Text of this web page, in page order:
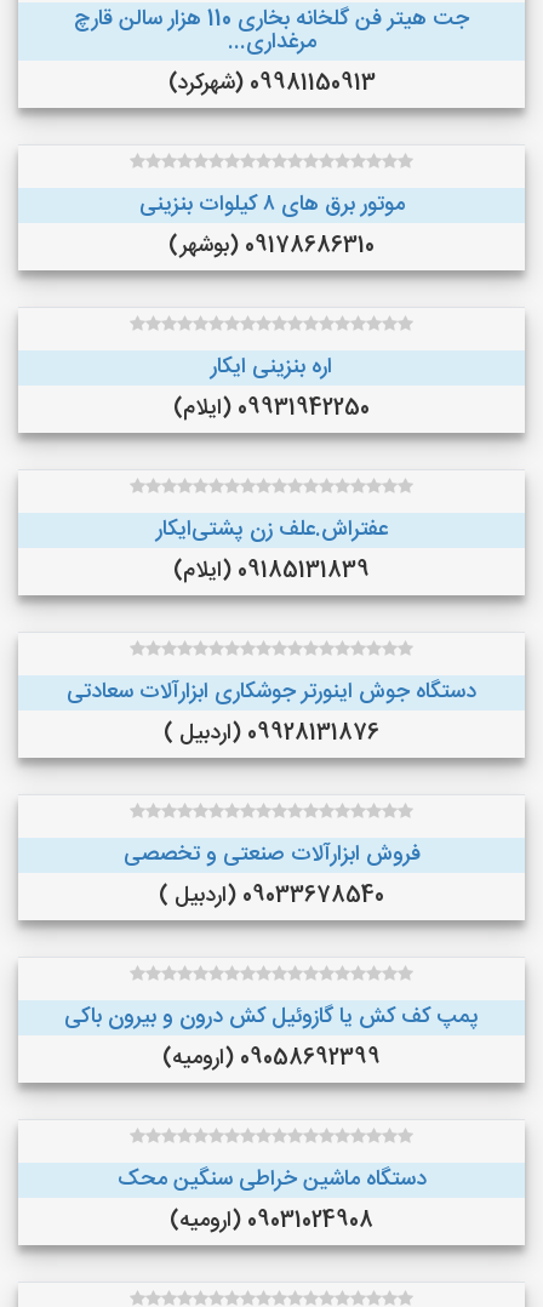
جت هیتر فن گلخانه بخاری 110 هزار سالن قارچ
مرغداری...
09981150913 (شهرکرد)
موتور برق های ٨ کیلوات بنزینی
09178686310 (بوشهر)
اره بنزینی ایکار
09931942250 (ایلام)
عفتراش.علف زن پشتی‌ایکار
09185131839 (ایلام)
دستگاه جوش اینورتر جوشکاری ابزارآلات سعادتی
09928131876 (اردبیل )
فروش ابزارآلات صنعتی و تخصصی
09033678540 (اردبیل )
پمپ کف کش یا گازوئیل کش درون و بیرون باکی
09058692399 (ارومیه)
دستگاه ماشین خراطی سنگین محک
09031024908 (ارومیه)